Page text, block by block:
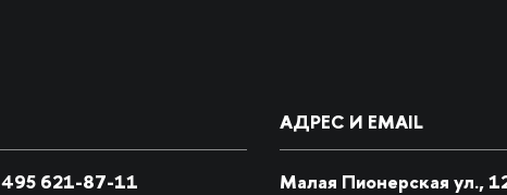
495 621-87-11
АДРЕС И EMAIL
Малая Пионерская ул.,